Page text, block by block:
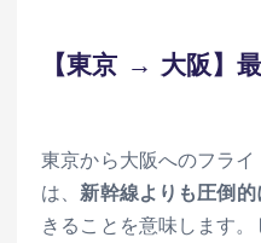
【東京 → 大阪】
東京から大阪へのフライ
は、新幹線よりも圧倒的
きることを意味します。